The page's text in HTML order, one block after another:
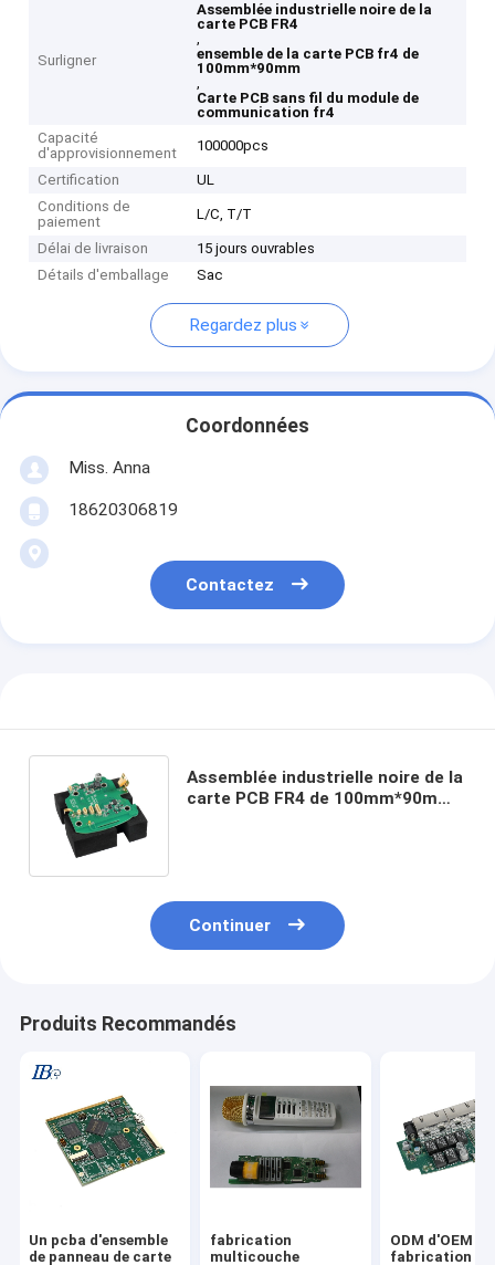
Surligner
Assemblée industrielle noire de la
carte PCB FR4
,
ensemble de la carte PCB fr4 de
100mm*90mm
,
Carte PCB sans fil du module de
communication fr4
Capacité
d'approvisionnement
100000pcs
Certification
UL
Conditions de
paiement
L/C, T/T
Délai de livraison
15 jours ouvrables
Détails d'emballage
Sac
Regardez plus
Coordonnées
Miss. Anna
18620306819
Contactez
Assemblée industrielle noire de la
carte PCB FR4 de 100mm*90mm
Continuer
Produits Recommandés
Un pcba d'ensemble
de panneau de carte
fabrication
multicouche
ODM d'OEM de
fabrication